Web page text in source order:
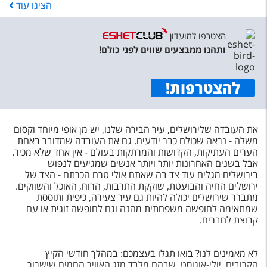
הציגו עוד
הצטרפו למועדון
ותהנו ממבצעים שווים לפני כולם!
להצטרפות!
את העובדה שלירושלים, עיר הבירה שלנו, יש מן אופי מיוחד וקסום
משלה - נראה שכולם כבר יודעים. גם את העובדה שמדובר באחת
הערים העתיקות, הקדושות והמרתקות בעולם - אין אחד שלא מכיר.
אבל בשנים האחרונות יותר ויותר אנשים שמגיעים לנפוש
בירושלים מגלים עוד צד בה שאתם אולי טרם הכרתם - הצד של
ירושלים החיה והבועטת, שוקקת התרבות, הרוח, האוכל והשווקים.
מתברר שירושלים יכולה להיות גם עיר צעירה, כיפית ותוססת
שמתאימה לחופשה משפחתית מהנה וגם לחופשה זוגית או עם
קבוצת לחברים.
לא מאמינים לנו? בואו תגלו בעצמכם: במהלך חודשי הקיץ